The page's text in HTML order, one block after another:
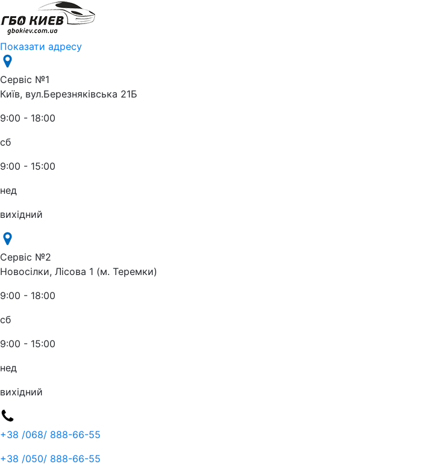
Показати адресу
Сервіс №1
Київ, вул.Березняківська 21Б
9:00 - 18:00
сб
9:00 - 15:00
нед
вихідний
Сервіс №2
Новосілки, Лісова 1 (м. Теремки)
9:00 - 18:00
сб
9:00 - 15:00
нед
вихідний
+38 /068/ 888-66-55
+38 /050/ 888-66-55